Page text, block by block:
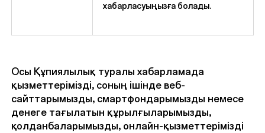
хабарласуыңызға болады.
Осы Құпиялылық туралы хабарламада
қызметтерімізді, соның ішінде веб-
сайттарымызды, смартфондарымызды немесе
денеге тағылатын құрылғыларымызды,
қолданбаларымызды, онлайн-қызметтерімізді